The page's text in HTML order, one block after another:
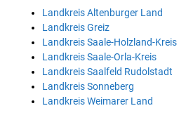
Landkreis Altenburger Land
Landkreis Greiz
Landkreis Saale-Holzland-Kreis
Landkreis Saale-Orla-Kreis
Landkreis Saalfeld Rudolstadt
Landkreis Sonneberg
Landkreis Weimarer Land